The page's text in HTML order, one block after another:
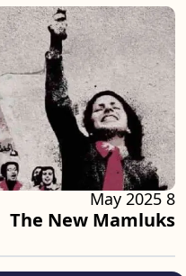
The New Mamluks
8 May 2025